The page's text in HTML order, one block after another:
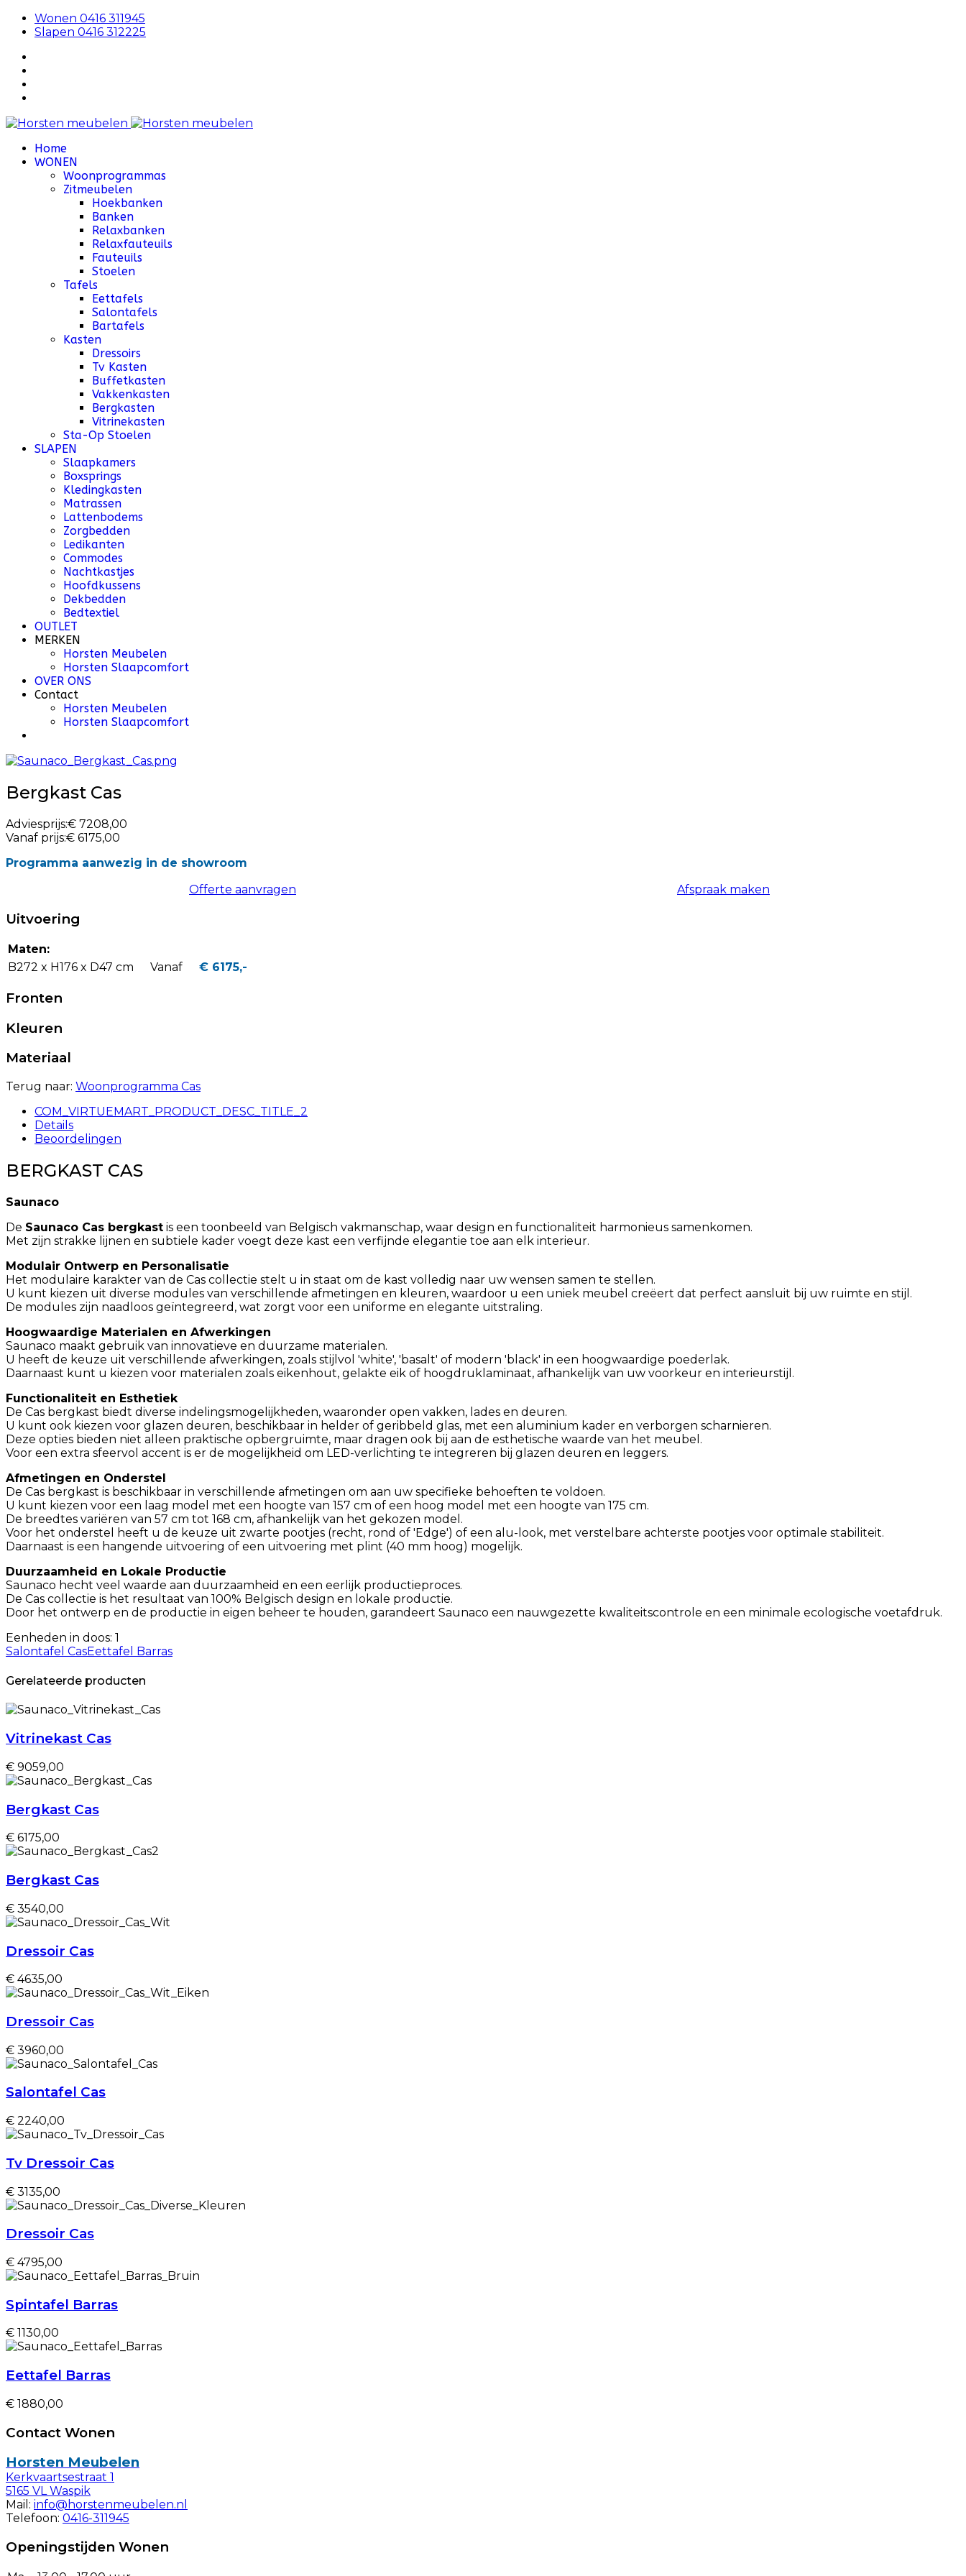
Wonen 0416 311945
Slapen 0416 312225
Home
WONEN
Woonprogrammas
Zitmeubelen
Hoekbanken
Banken
Relaxbanken
Relaxfauteuils
Fauteuils
Stoelen
Tafels
Eettafels
Salontafels
Bartafels
Kasten
Dressoirs
Tv Kasten
Buffetkasten
Vakkenkasten
Bergkasten
Vitrinekasten
Sta-Op Stoelen
SLAPEN
Slaapkamers
Boxsprings
Kledingkasten
Matrassen
Lattenbodems
Zorgbedden
Ledikanten
Commodes
Nachtkastjes
Hoofdkussens
Dekbedden
Bedtextiel
OUTLET
MERKEN
Horsten Meubelen
Horsten Slaapcomfort
OVER ONS
Contact
Horsten Meubelen
Horsten Slaapcomfort
Bergkast Cas
Adviesprijs:€ 7208,00
Vanaf prijs:€ 6175,00
Programma aanwezig in de showroom
Offerte aanvragen
Afspraak maken
Uitvoering
Maten:
B272 x H176 x D47 cm
Vanaf € 6175,-
Fronten
Kleuren
Materiaal
Terug naar: Woonprogramma Cas
COM_VIRTUEMART_PRODUCT_DESC_TITLE_2
Details
Beoordelingen
BERGKAST CAS
Saunaco
De Saunaco Cas bergkast is een toonbeeld van Belgisch vakmanschap, waar design en functionaliteit harmonieus samenkomen.
Met zijn strakke lijnen en subtiele kader voegt deze kast een verfijnde elegantie toe aan elk interieur.
Modulair Ontwerp en Personalisatie
Het modulaire karakter van de Cas collectie stelt u in staat om de kast volledig naar uw wensen samen te stellen.
U kunt kiezen uit diverse modules van verschillende afmetingen en kleuren, waardoor u een uniek meubel creëert dat perfect aansluit bij uw ruimte en stijl.
De modules zijn naadloos geïntegreerd, wat zorgt voor een uniforme en elegante uitstraling.
Hoogwaardige Materialen en Afwerkingen
Saunaco maakt gebruik van innovatieve en duurzame materialen.
U heeft de keuze uit verschillende afwerkingen, zoals stijlvol 'white', 'basalt' of modern 'black' in een hoogwaardige poederlak.
Daarnaast kunt u kiezen voor materialen zoals eikenhout, gelakte eik of hoogdruklaminaat, afhankelijk van uw voorkeur en interieurstijl.
Functionaliteit en Esthetiek
De Cas bergkast biedt diverse indelingsmogelijkheden, waaronder open vakken, lades en deuren.
U kunt ook kiezen voor glazen deuren, beschikbaar in helder of geribbeld glas, met een aluminium kader en verborgen scharnieren.
Deze opties bieden niet alleen praktische opbergruimte, maar dragen ook bij aan de esthetische waarde van het meubel.
Voor een extra sfeervol accent is er de mogelijkheid om LED-verlichting te integreren bij glazen deuren en leggers.
Afmetingen en Onderstel
De Cas bergkast is beschikbaar in verschillende afmetingen om aan uw specifieke behoeften te voldoen.
U kunt kiezen voor een laag model met een hoogte van 157 cm of een hoog model met een hoogte van 175 cm.
De breedtes variëren van 57 cm tot 168 cm, afhankelijk van het gekozen model.
Voor het onderstel heeft u de keuze uit zwarte pootjes (recht, rond of 'Edge') of een alu-look, met verstelbare achterste pootjes voor optimale stabiliteit.
Daarnaast is een hangende uitvoering of een uitvoering met plint (40 mm hoog) mogelijk.
Duurzaamheid en Lokale Productie
Saunaco hecht veel waarde aan duurzaamheid en een eerlijk productieproces.
De Cas collectie is het resultaat van 100% Belgisch design en lokale productie.
Door het ontwerp en de productie in eigen beheer te houden, garandeert Saunaco een nauwgezette kwaliteitscontrole en een minimale ecologische voetafdruk.
Eenheden in doos: 1
Salontafel CasEettafel Barras
Gerelateerde producten
Vitrinekast Cas
€ 9059,00
Bergkast Cas
€ 6175,00
Bergkast Cas
€ 3540,00
Dressoir Cas
€ 4635,00
Dressoir Cas
€ 3960,00
Salontafel Cas
€ 2240,00
Tv Dressoir Cas
€ 3135,00
Dressoir Cas
€ 4795,00
Spintafel Barras
€ 1130,00
Eettafel Barras
€ 1880,00
Contact Wonen
Horsten Meubelen
Kerkvaartsestraat 1
5165 VL Waspik
Mail: info@horstenmeubelen.nl
Telefoon: 0416-311945
Openingstijden Wonen